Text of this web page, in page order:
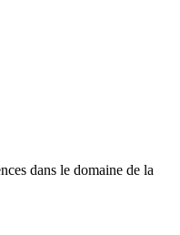
dans le domaine de la